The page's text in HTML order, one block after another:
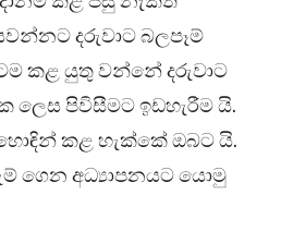
දරුවාට බලපෑම්
කළ යුතු වන්නේ දරුවාට
ලෙස පිවිසීමට ඉඩහැරීම යි.
කළ හැක්කේ ඔබට යි.
ගෙන අධ්‍යාපනයට යොමු